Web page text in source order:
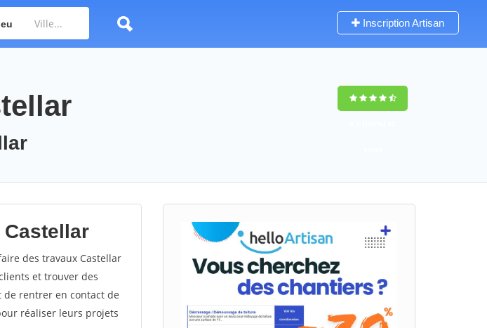
Inscription Artisan
des travaux Castellar
et trouver des
rentrer en contact de
réaliser leurs projets